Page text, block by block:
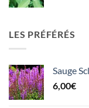
LES PRÉFÉRÉS
Sauge
6,00€